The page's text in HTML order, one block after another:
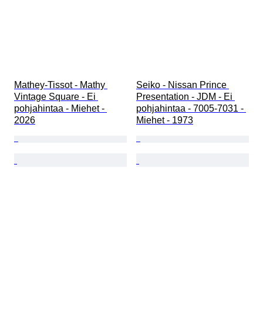
Mathey-Tissot - Mathy
Vintage Square - Ei
pohjahintaa - Miehet -
2026
Seiko - Nissan Prince
Presentation - JDM - Ei
pohjahintaa - 7005-7031 -
Miehet - 1973